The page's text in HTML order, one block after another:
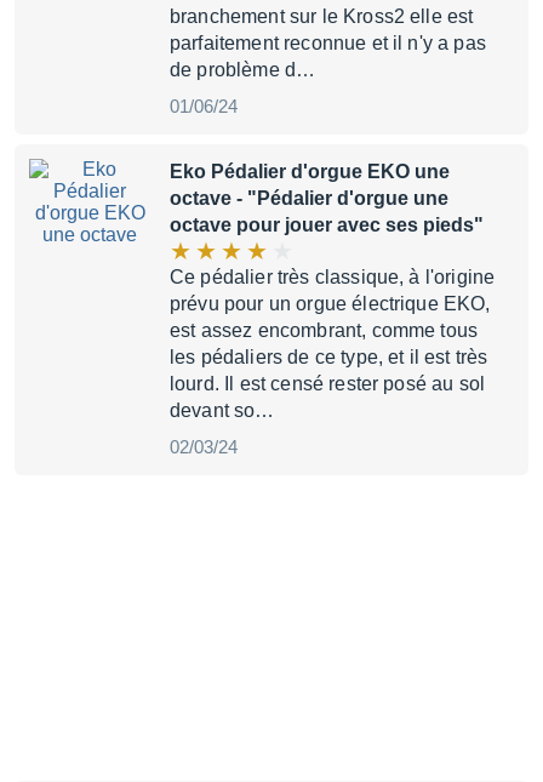
branchement sur le Kross2 elle est
parfaitement reconnue et il n'y a pas
de problème d…
01/06/24
Eko Pédalier d'orgue EKO une
octave - "Pédalier d'orgue une
octave pour jouer avec ses pieds"
Ce pédalier très classique, à l'origine
prévu pour un orgue électrique EKO,
est assez encombrant, comme tous
les pédaliers de ce type, et il est très
lourd. Il est censé rester posé au sol
devant so…
02/03/24